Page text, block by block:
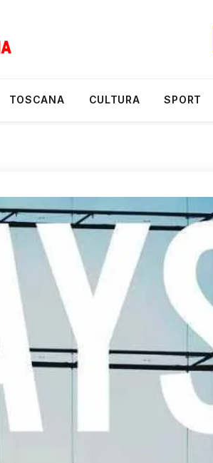
TOSCANA CULTURA SPORT